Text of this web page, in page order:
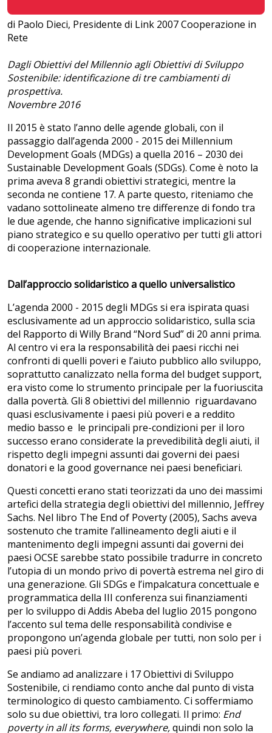
di Paolo Dieci, Presidente di Link 2007 Cooperazione in
Rete
Dagli Obiettivi del Millennio agli Obiettivi di Sviluppo
Sostenibile: identificazione di tre cambiamenti di
prospettiva.
Novembre 2016
Il 2015 è stato l’anno delle agende globali, con il
passaggio dall’agenda 2000 - 2015 dei Millennium
Development Goals (MDGs) a quella 2016 – 2030 dei
Sustainable Development Goals (SDGs). Come è noto la
prima aveva 8 grandi obiettivi strategici, mentre la
seconda ne contiene 17. A parte questo, riteniamo che
vadano sottolineate almeno tre differenze di fondo tra
le due agende, che hanno significative implicazioni sul
piano strategico e su quello operativo per tutti gli attori
di cooperazione internazionale.
Dall’approccio solidaristico a quello universalistico
L’agenda 2000 - 2015 degli MDGs si era ispirata quasi
esclusivamente ad un approccio solidaristico, sulla scia
del Rapporto di Willy Brand “Nord Sud” di 20 anni prima.
Al centro vi era la responsabilità dei paesi ricchi nei
confronti di quelli poveri e l’aiuto pubblico allo sviluppo,
soprattutto canalizzato nella forma del budget support,
era visto come lo strumento principale per la fuoriuscita
dalla povertà. Gli 8 obiettivi del millennio riguardavano
quasi esclusivamente i paesi più poveri e a reddito
medio basso e le principali pre-condizioni per il loro
successo erano considerate la prevedibilità degli aiuti, il
rispetto degli impegni assunti dai governi dei paesi
donatori e la good governance nei paesi beneficiari.
Questi concetti erano stati teorizzati da uno dei massimi
artefici della strategia degli obiettivi del millennio, Jeffrey
Sachs. Nel libro The End of Poverty (2005), Sachs aveva
sostenuto che tramite l’allineamento degli aiuti e il
mantenimento degli impegni assunti dai governi dei
paesi OCSE sarebbe stato possibile tradurre in concreto
l’utopia di un mondo privo di povertà estrema nel giro di
una generazione. Gli SDGs e l’impalcatura concettuale e
programmatica della III conferenza sui finanziamenti
per lo sviluppo di Addis Abeba del luglio 2015 pongono
l’accento sul tema delle responsabilità condivise e
propongono un’agenda globale per tutti, non solo per i
paesi più poveri.
Se andiamo ad analizzare i 17 Obiettivi di Sviluppo
Sostenibile, ci rendiamo conto anche dal punto di vista
terminologico di questo cambiamento. Ci soffermiamo
solo su due obiettivi, tra loro collegati. Il primo: End
poverty in all its forms, everywhere,quindi non solo la